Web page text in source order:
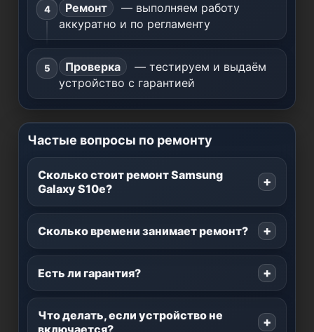
Ремонт
— выполняем работу
аккуратно и по регламенту
Проверка
— тестируем и выдаём
устройство с гарантией
Частые вопросы по ремонту
Сколько стоит ремонт Samsung
Galaxy S10e?
Сколько времени занимает ремонт?
Есть ли гарантия?
Что делать, если устройство не
включается?